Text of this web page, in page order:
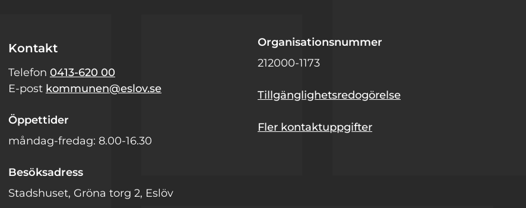
Kontakt
Telefon 0413-620 00
E-post kommunen@eslov.se
Öppettider
måndag-fredag: 8.00-16.30
Besöksadress
Stadshuset, Gröna torg 2, Eslöv
Organisationsnummer
212000-1173
Tillgänglighetsredogörelse
Fler kontaktuppgifter